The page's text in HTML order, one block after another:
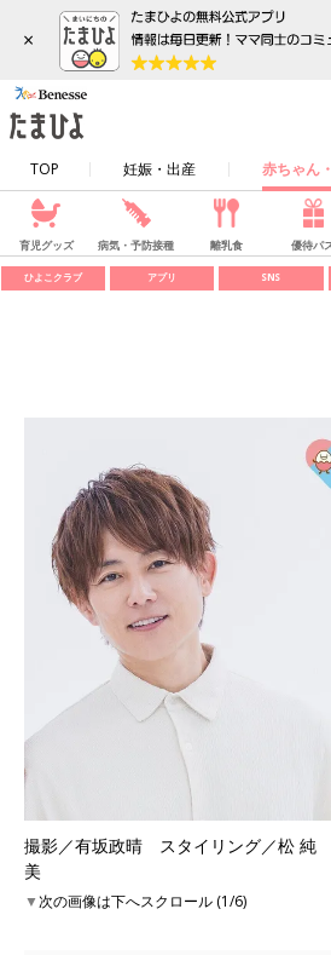
×
TOP 妊娠・出産 赤ちゃん
育児グッズ 病気・予防接種 離乳食 優待パ
ひよこクラブ アプリ SNS
撮影／有坂政晴 スタイリング／松 純
美
▼次の画像は下へスクロール (1/6)